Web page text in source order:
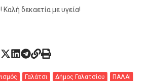
δεκαετία με υγεία!
Γαλάτσι Δήμος Γαλατσίου
ΠΑΛΑΙ